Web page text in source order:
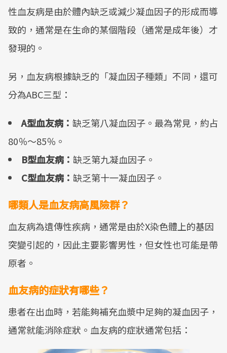
性血友病是由於體內缺乏或減少凝血因子的形成而導
致的，通常是在生命的某個階段（通常是成年後）才
發現的。
另，血友病根據缺乏的「凝血因子種類」不同，還可
分為ABC三型：
A型血友病： 缺乏第八凝血因子。最為常見，約占
80％～85％。
B型血友病： 缺乏第九凝血因子。
C型血友病： 缺乏第十一凝血因子。
哪類人是血友病高風險群？
血友病為遺傳性疾病，通常是由於X染色體上的基因
突變引起的，因此主要影響男性，但女性也可能是帶
原者。
血友病的症狀有哪些？
患者在出血時，若能夠補充血漿中足夠的凝血因子，
通常就能消除症狀。血友病的症狀通常包括：